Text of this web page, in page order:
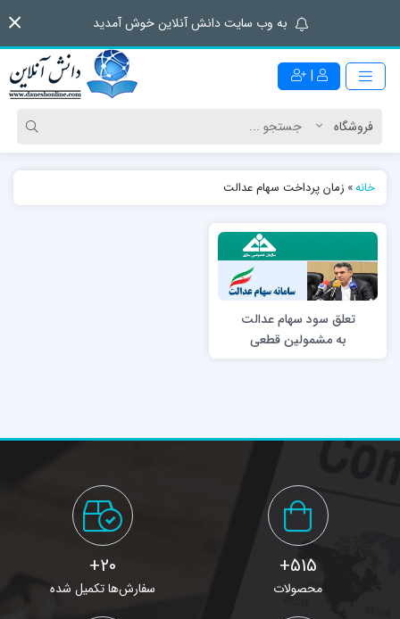
به وب سایت دانش آنلاین خوش آمدید
|
خانه» زمان پرداخت سهام عدالت
تعلق سود سهام عدالت
به مشمولین قطعی
است
515+
محصولات
20+
سفارش‌ها تکمیل شده